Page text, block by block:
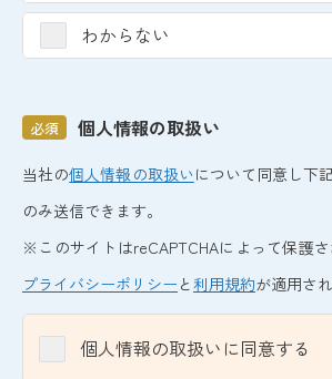
わからない
個人情報の取扱い
必須
当社の個人情報の取扱いについて同意し下
のみ送信できます。
※このサイトはreCAPTCHAによって保護
プライバシーポリシー と利用規約が適用され
個人情報の取扱いに同意する